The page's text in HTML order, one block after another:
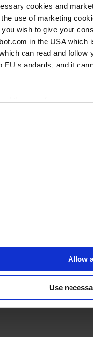
cookies and
use of marketing
wish to give your
in the USA
can read and
EU standards, and it
Allow
Use